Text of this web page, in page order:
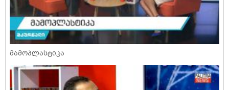
მამოპლასტიკა